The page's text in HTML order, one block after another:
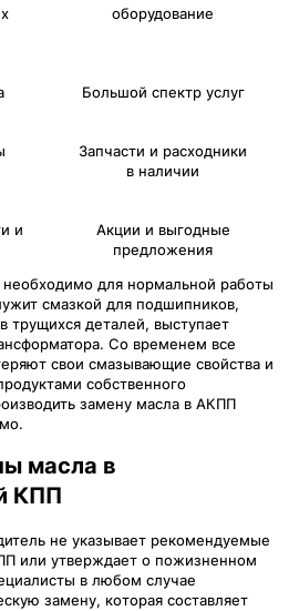
оборудование
Большой спектр услуг
Запчасти и расходники
в наличии
и
Акции и выгодные
предложения
для нормальной работы
смазкой для подшипников,
трущихся деталей, выступает
Со временем все
свои смазывающие свойства и
собственного
замену масла в АКПП
масла в
КПП
не указывает рекомендуемые
или утверждает о пожизненном
в любом случае
замену, которая составляет